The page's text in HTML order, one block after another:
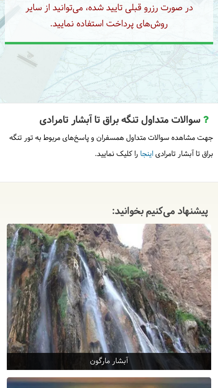
در صورت رزرو قبلی تایید شده، می‌توانید از سایر
روش‌های پرداخت استفاده نمایید.
سوالات متداول تنگه براق تا آبشار تامرادی
جهت مشاهده سوالات متداول همسفران و پاسخ‌های مربوط به تور تنگه
براق تا آبشار تامرادیاینجا را کلیک نمایید.
پیشنهاد می‌کنیم بخوانید:
آبشار مارگون